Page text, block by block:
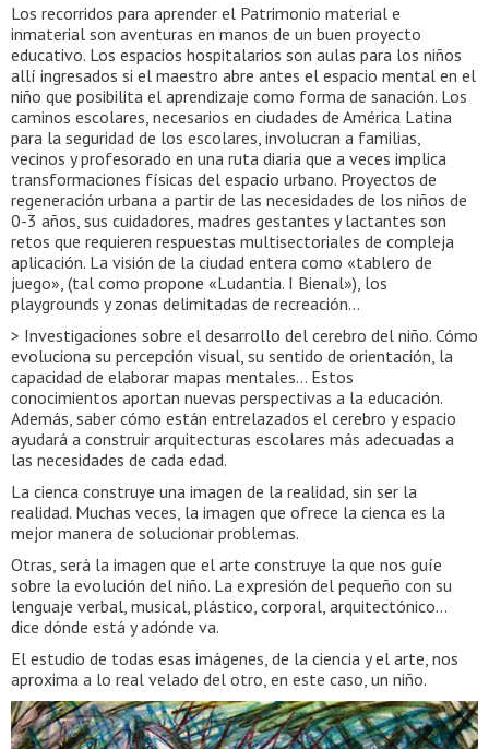
Los recorridos para aprender el Patrimonio material e
inmaterial son aventuras en manos de un buen proyecto
educativo. Los espacios hospitalarios son aulas para los niños
allí ingresados si el maestro abre antes el espacio mental en el
niño que posibilita el aprendizaje como forma de sanación. Los
caminos escolares, necesarios en ciudades de América Latina
para la seguridad de los escolares, involucran a familias,
vecinos y profesorado en una ruta diaria que a veces implica
transformaciones físicas del espacio urbano. Proyectos de
regeneración urbana a partir de las necesidades de los niños de
0-3 años, sus cuidadores, madres gestantes y lactantes son
retos que requieren respuestas multisectoriales de compleja
aplicación. La visión de la ciudad entera como «tablero de
juego», (tal como propone «Ludantia. I Bienal»), los
playgrounds y zonas delimitadas de recreación…
> Investigaciones sobre el desarrollo del cerebro del niño. Cómo
evoluciona su percepción visual, su sentido de orientación, la
capacidad de elaborar mapas mentales… Estos
conocimientos aportan nuevas perspectivas a la educación.
Además, saber cómo están entrelazados el cerebro y espacio
ayudará a construir arquitecturas escolares más adecuadas a
las necesidades de cada edad.
La cienca construye una imagen de la realidad, sin ser la
realidad. Muchas veces, la imagen que ofrece la cienca es la
mejor manera de solucionar problemas.
Otras, será la imagen que el arte construye la que nos guíe
sobre la evolución del niño. La expresión del pequeño con su
lenguaje verbal, musical, plástico, corporal, arquitectónico…
dice dónde está y adónde va.
El estudio de todas esas imágenes, de la ciencia y el arte, nos
aproxima a lo real velado del otro, en este caso, un niño.